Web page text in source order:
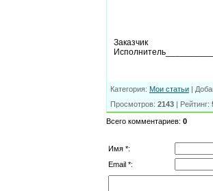
Заказчик
Категория: Мои статьи
Просмотров: 2143 Рейтинг:
Всего комментариев: 0
Имя *:
Email *: